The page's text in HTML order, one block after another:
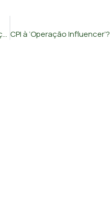
CHEGA vota contra autorização legislativa para criar Prestação Social Única